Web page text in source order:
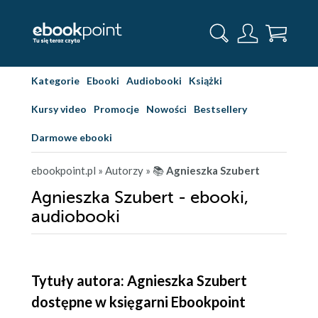
Kategorie Ebooki Audiobooki Książki
Kursy video Promocje Nowości Bestsellery
Darmowe ebooki
ebookpoint.pl » Autorzy » 📚Agnieszka Szubert
Agnieszka Szubert - ebooki,
audiobooki
Tytuły autora: Agnieszka Szubert
dostępne w księgarni Ebookpoint